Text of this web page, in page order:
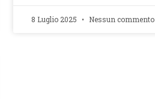
8 Luglio 2025 Nessun commento